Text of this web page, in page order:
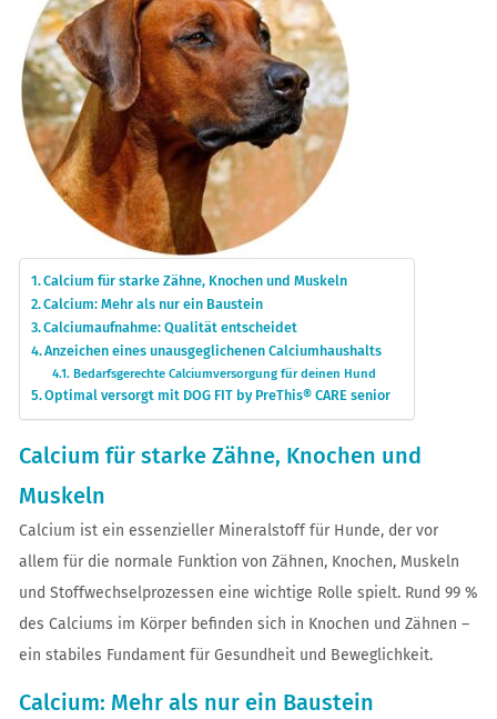
Calcium für starke Zähne, Knochen und Muskeln
Calcium: Mehr als nur ein Baustein
Calciumaufnahme: Qualität entscheidet
Anzeichen eines unausgeglichenen Calciumhaushalts
Bedarfsgerechte Calciumversorgung für deinen Hund
Optimal versorgt mit DOG FIT by PreThis® CARE senior
Calcium für starke Zähne, Knochen und
Muskeln
Calcium ist ein essenzieller Mineralstoff für Hunde, der vor
allem für die normale Funktion von Zähnen, Knochen, Muskeln
und Stoffwechselprozessen eine wichtige Rolle spielt. Rund 99 %
des Calciums im Körper befinden sich in Knochen und Zähnen –
ein stabiles Fundament für Gesundheit und Beweglichkeit.
Calcium: Mehr als nur ein Baustein